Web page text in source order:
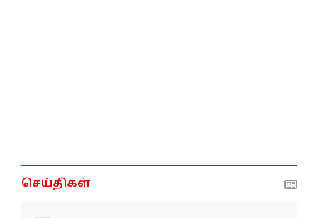
செய்திகள்